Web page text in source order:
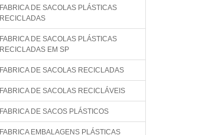
FABRICA DE SACOLAS PLÁSTICAS
RECICLADAS
FABRICA DE SACOLAS PLÁSTICAS
RECICLADAS EM SP
FABRICA DE SACOLAS RECICLADAS
FABRICA DE SACOLAS RECICLÁVEIS
FABRICA DE SACOS PLÁSTICOS
FABRICA EMBALAGENS PLÁSTICAS